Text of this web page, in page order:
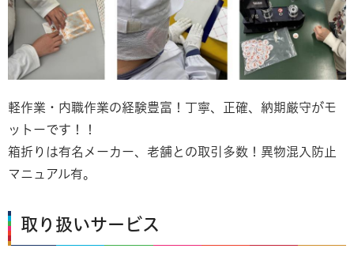
軽作業・内職作業の経験豊富！丁寧、正確、納期厳守がモ
ットーです！！
箱折りは有名メーカー、老舗との取引多数！異物混入防止
マニュアル有。
取り扱いサービス